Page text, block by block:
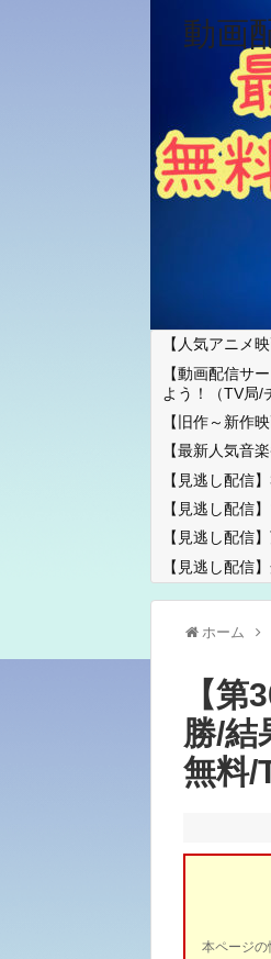
動画
【人気アニメ
【動画配信サ
よう！（TV局/
【旧作～新作
【最新人気音
【見逃し配信
【見逃し配信
【見逃し配信
【見逃し配信
ホーム
【
勝/結
無料/
本ページの